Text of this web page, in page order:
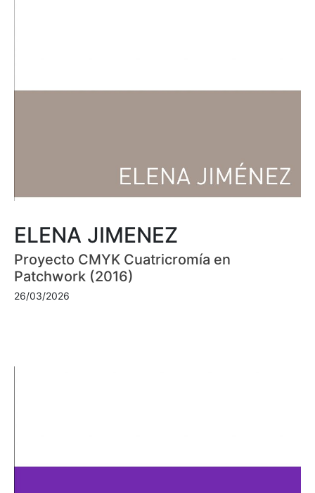
ELENA JIMENEZ
Proyecto CMYK Cuatricromía en
Patchwork (2016)
26/03/2026